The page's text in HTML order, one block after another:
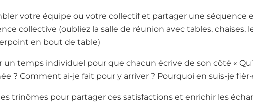
votre équipe ou votre collectif et partager une séquence
collective (oubliez la salle de réunion avec tables, chaises,
en bout de table)
un temps individuel pour que chacun écrive de son côté «
? Comment ai-je fait pour y arriver ? Pourquoi en suis-je
trinômes pour partager ces satisfactions et enrichir les